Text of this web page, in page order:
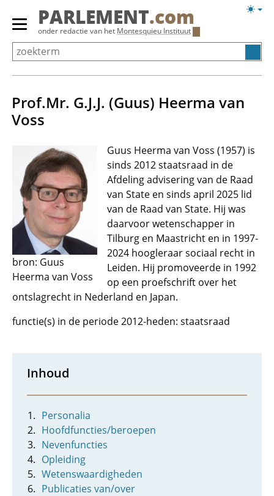
Overslaan
Primair
menu
tonen/verbergen
PARLEMENT.com
onder redactie van het Montesquieu Instituut
Prof.Mr. G.J.J. (Guus) Heerma van
Voss
bron: Guus
Heerma van Voss
Guus Heerma van Voss (1957) is
sinds 2012 staatsraad in de
Afdeling advisering van de Raad
van State en sinds april 2025 lid
van de Raad van State. Hij was
daarvoor wetenschapper in
Tilburg en Maastricht en in 1997-
2024 hoogleraar sociaal recht in
Leiden. Hij promoveerde in 1992
op een proefschrift over het
ontslagrecht in Nederland en Japan.
functie(s) in de periode 2012-heden: staatsraad
Inhoud
Personalia
Hoofdfuncties/beroepen
Nevenfuncties
Opleiding
Wetenswaardigheden
Publicaties van/over